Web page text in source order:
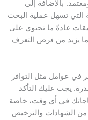
بالإضافة إلى
التي تسهل عملية البحث
عادةً ما تحتوي على
يزيد من فرص التعرف
في عوامل مثل التوافر
يجب عليك التأكد
في أي وقت، خاصة
الشهادات والترخيص